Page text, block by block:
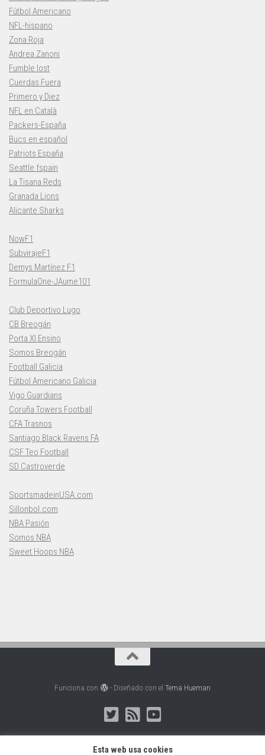
Fútbol Americano
NFL-hispano
Zona Roja
Andrea Zanoni
Fumble lost
Cuerdas Fuera
Primero y Diez
NFL en Català
Packers-España
Bucs en español
Patriots España
Seattle fspain
La Tisana Reds
Granada Lions
Alicante Sharks
NowF1
SubvirajeF1
Demys Martínez F1
FormulaOne-JAume101
Club Deportivo Lugo
CB Breogán
Porta XI Ensino
Somos Breogán
Football Galicia
Fútbol Americano Galicia
Vigo Guardians
Coruña Towers Football
CFA Trasnos
Santiago Black Ravens FA
CSF Teo Football
SD Castroverde
SportsmadeinUSA.com
Sillonbol.com
NBA Pasión
Somos NBA
Sweet Hoops NBA
Funciona con - Diseñado con el Tema Hueman
Esta web usa cookies